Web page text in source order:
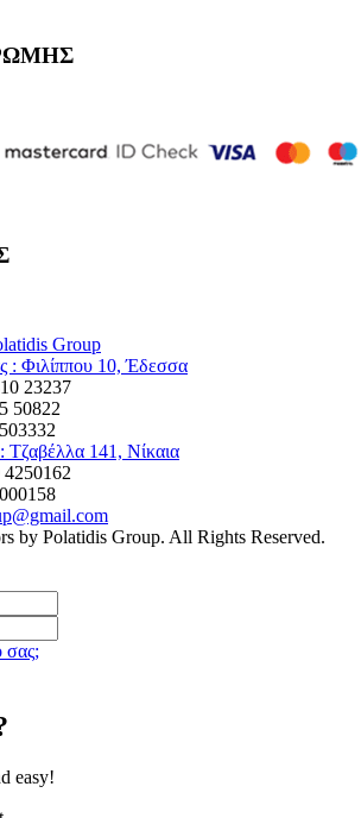
Group
: Φιλίππου 10, Έδεσσα
23237
50822
141, Νίκαια
4250162
by Polatidis Group. All Rights Reserved.
σας;
easy!